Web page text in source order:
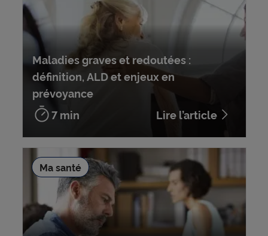
Maladies graves et redoutées :
définition, ALD et enjeux en
prévoyance
7 min
Lire l’article
Ma santé